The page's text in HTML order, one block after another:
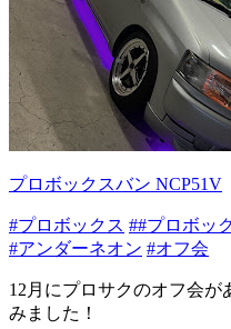
プロボックスバン NCP51V
#プロボックス ##プロボッ
#アンダーネオン #オフ会
12月にプロサクのオフ会が
みました！